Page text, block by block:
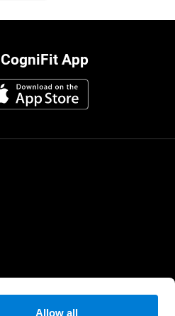
Allow all
CogniFit App